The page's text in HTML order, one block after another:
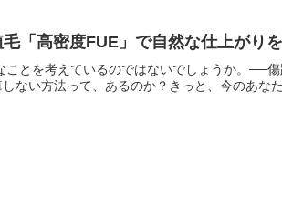
「高密度FUE」で自然な仕上がり
ことを考えているのではないでしょうか。──
い方法って、あるのか？きっと、今のあな